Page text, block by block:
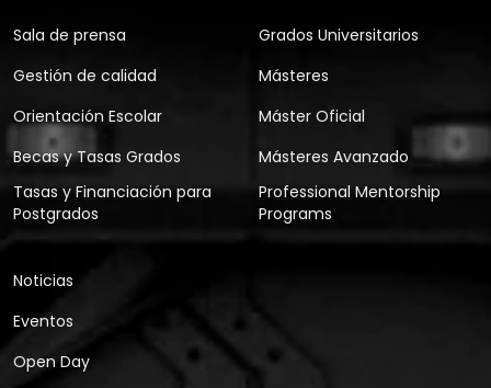
Sala de prensa
Gestión de calidad
Orientación Escolar
Becas y Tasas Grados
Tasas y Financiación para
Postgrados
Grados Universitarios
Másteres
Máster Oficial
Másteres Avanzado
Professional Mentorship
Programs
Noticias
Eventos
Open Day